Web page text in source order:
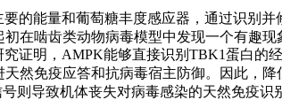
要的能量和葡萄糖丰度感应器，通过识别并
初在啮齿类动物病毒模型中发现一个有趣现
究证明，AMPK能够直接识别 TBK1蛋白的
然免疫应答和抗病毒宿主防御。
因此，降
则导致机体丧失对病毒感染的天然免疫识